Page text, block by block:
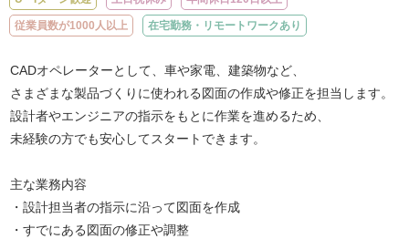
従業員数が1000人以上 在宅勤務・リモートワークあり
CADオペレーターとして、車や家電、建築物など、
さまざまな製品づくりに使われる図面の作成や修正を担当します。
設計者やエンジニアの指示をもとに作業を進めるため、
未経験の方でも安心してスタートできます。
主な業務内容
・設計担当者の指示に沿って図面を作成
・すでにある図面の修正や調整